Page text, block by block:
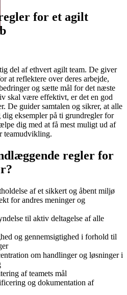
for et agilt
del af ethvert agilt team. De giver
at reflektere over deres arbejde,
og sætte mål for det næste
skal være effektivt, er det en god
De guider samtalen og sikrer, at alle
eksempler på ti grundregler for
dig med at få mest muligt ud af
teamudvikling.
regler for
af et sikkert og åbent miljø
for andres meninger og
til aktiv deltagelse af alle
og gennemsigtighed i forhold til
om handlinger og løsninger i
af teamets mål
og dokumentation af